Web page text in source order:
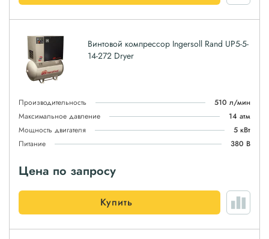
Винтовой компрессор Ingersoll Rand UP5-5-
14-272 Dryer
Производительность
510 л/мин
Максимальное давление
14 атм
Мощность двигателя
5 кВт
Питание
380 В
Цена по запросу
Купить